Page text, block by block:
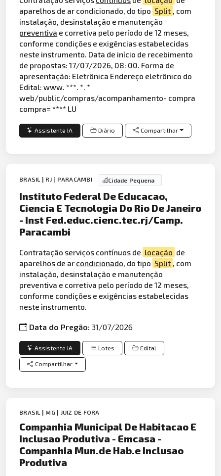
aparelhos de ar condicionado, do tipo Split , com
instalação, desinstalação e manutenção
preventiva e corretiva pelo período de 12 meses,
conforme condições e exigências estabelecidas
neste instrumento. Data de início de recebimento
de propostas: 17/07/2026, 08: 00. Forma de
apresentação: Eletrônica Endereço eletrônico do
Edital: www. ***. *. *
web/public/compras/acompanhamento- compra
compra= **** LU
Assistente IA Diário Compartilhar
BRASIL | RJ | PARACAMBI Cidade Pequena
Instituto Federal De Educacao,
Ciencia E Tecnologia Do Rio De Janeiro
- Inst Fed.educ.cienc.tec.rj/Camp.
Paracambi
Contratação serviços contínuos de locação de
aparelhos de ar condicionado , do tipo Split
, com
instalação, desinstalação e manutenção
preventiva e corretiva pelo período de 12 meses,
conforme condições e exigências estabelecidas
neste instrumento.
Data do Pregão:31/07/2026
Assistente IA Lotes Edital
Compartilhar
BRASIL | MG | JUIZ DE FORA
Companhia Municipal De Habitacao E
Inclusao Produtiva - Emcasa -
Companhia Mun.de Hab.e Inclusao
Produtiva